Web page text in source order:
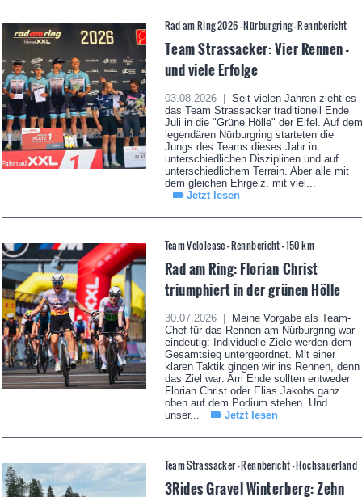
Rad am Ring 2026 - Nürburgring - Rennbericht
Team Strassacker: Vier Rennen -
und viele Erfolge
03.08.2026 |
Seit vielen Jahren zieht es
das Team Strassacker traditionell Ende
Juli in die "Grüne Hölle" der Eifel. Auf dem
legendären Nürburgring starteten die
Jungs des Teams dieses Jahr in
unterschiedlichen Disziplinen und auf
unterschiedlichem Terrain. Aber alle mit
dem gleichen Ehrgeiz, mit viel...
Jetzt lesen
Team Velolease - Rennbericht - 150 km
Rad am Ring: Florian Christ
triumphiert in der grünen Hölle
30.07.2026 |
Meine Vorgabe als Team-
Chef für das Rennen am Nürburgring war
eindeutig: Individuelle Ziele werden dem
Gesamtsieg untergeordnet. Mit einer
klaren Taktik gingen wir ins Rennen, denn
das Ziel war: Am Ende sollten entweder
Florian Christ oder Elias Jakobs ganz
oben auf dem Podium stehen. Und
unser...
Jetzt lesen
Team Strassacker - Rennbericht - Hochsauerland
3Rides Gravel Winterberg: Zehn